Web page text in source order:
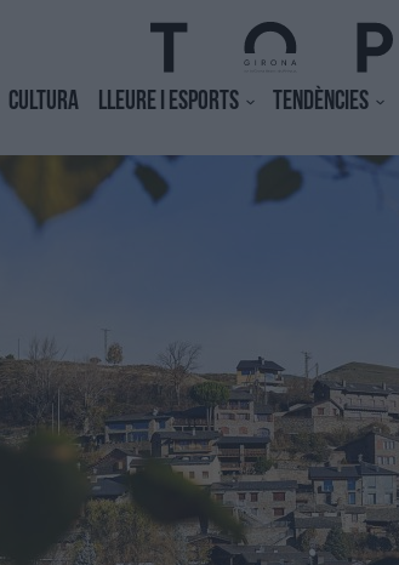
CULTURA LLEURE I ESPORTS TENDÈNCIES